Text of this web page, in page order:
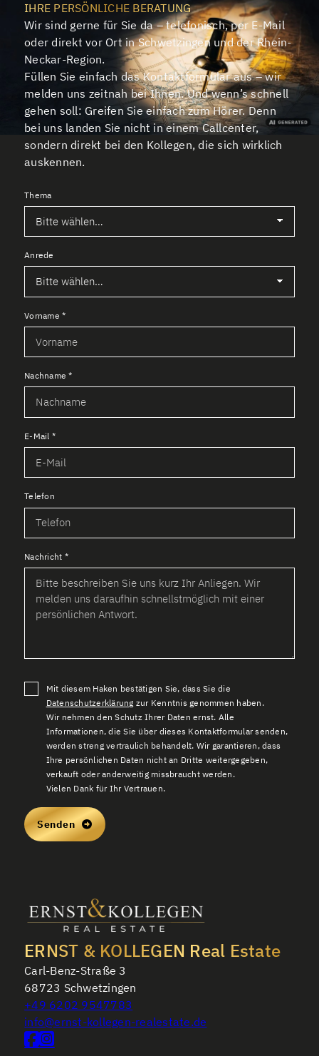
IHRE PERSÖNLICHE BERATUNG
Wir sind gerne für Sie da – telefonisch, per E-Mail
oder direkt vor Ort in Schwetzingen und der Rhein-
Neckar-Region.
Füllen Sie einfach das Kontaktformular aus – wir
melden uns zeitnah bei Ihnen. Und wenn’s schnell
gehen soll: Greifen Sie einfach zum Hörer. Denn
bei uns landen Sie nicht in einem Callcenter,
sondern direkt bei den Kollegen, die sich wirklich
auskennen.
Thema
Anrede
Vorname*
Nachname*
E-Mail *
Telefon
Nachricht *
Mit diesem Haken bestätigen Sie, dass Sie die
Datenschutzerklärung zur Kenntnis genommen haben.
Wir nehmen den Schutz Ihrer Daten ernst. Alle
Informationen, die Sie über dieses Kontaktformular senden,
werden streng vertraulich behandelt. Wir garantieren, dass
Ihre persönlichen Daten nicht an Dritte weitergegeben,
verkauft oder anderweitig missbraucht werden.
Vielen Dank für Ihr Vertrauen.
Senden
ERNST & KOLLEGEN Real Estate
Carl-Benz-Straße 3
68723 Schwetzingen
+49 6202 9547783
info@ernst-kollegen-realestate.de